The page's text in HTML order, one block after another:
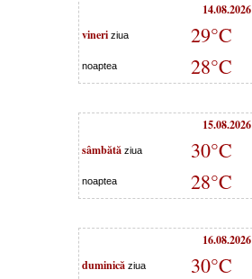
14.08.2026
vineri ziua 29°C
noaptea 28°C
15.08.2026
sâmbătă ziua 30°C
noaptea 28°C
16.08.2026
duminică ziua 30°C